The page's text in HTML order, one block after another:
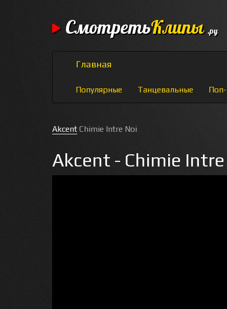
СмотретьКлипы .ру
Главная
Популярные Танцевальные
Akcent Chimie Intre Noi
Akcent - Chimie